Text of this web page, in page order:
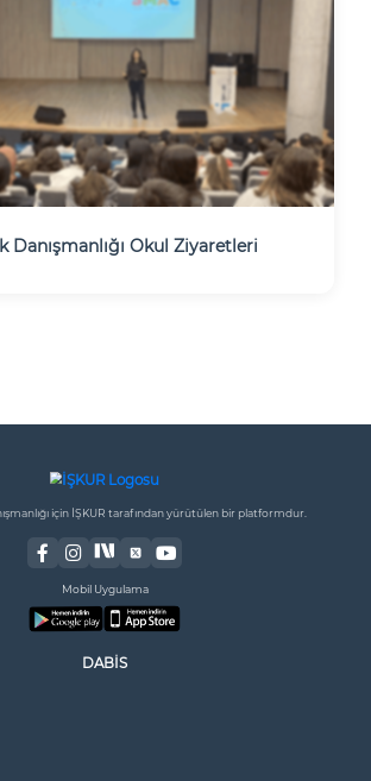
Danışmanlığı Okul Ziyaretleri